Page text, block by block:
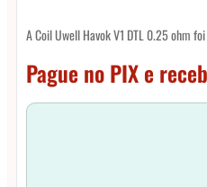
A Coil Uwell Havok V1 DTL 0.25 ohm
Pague no PIX e